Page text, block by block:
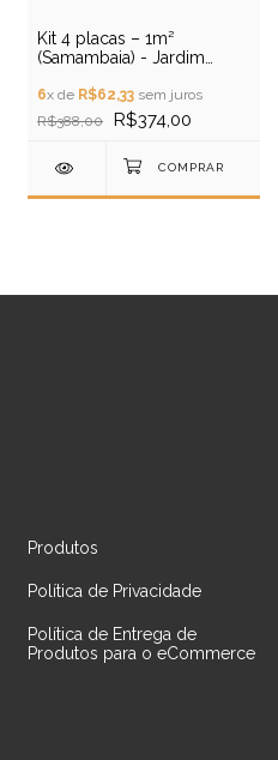
Kit 4 placas – 1m²
(Samambaia) - Jardim
6x de R$62,33 sem juros
R$388,00
R$374,00
Produtos
Política de Privacidade
Política de Entrega de
Produtos para o eCommerce